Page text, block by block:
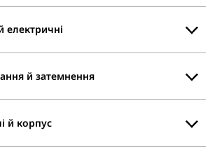
електричні
й затемнення
й корпус